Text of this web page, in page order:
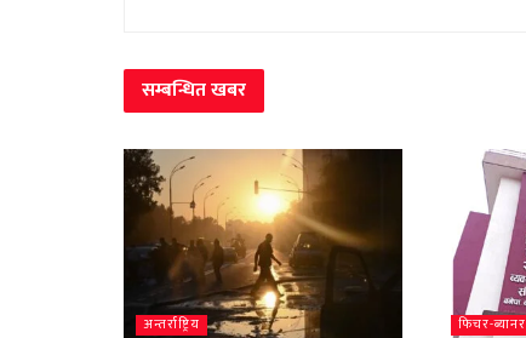
सम्बन्धितखबर
अन्तर्राष्ट्रिय फिचर-ब्यानर